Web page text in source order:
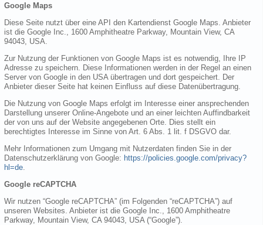
Google Maps
Diese Seite nutzt über eine API den Kartendienst Google Maps. Anbieter
ist die Google Inc., 1600 Amphitheatre Parkway, Mountain View, CA
94043, USA.
Zur Nutzung der Funktionen von Google Maps ist es notwendig, Ihre IP
Adresse zu speichern. Diese Informationen werden in der Regel an einen
Server von Google in den USA übertragen und dort gespeichert. Der
Anbieter dieser Seite hat keinen Einfluss auf diese Datenübertragung.
Die Nutzung von Google Maps erfolgt im Interesse einer ansprechenden
Darstellung unserer Online-Angebote und an einer leichten Auffindbarkeit
der von uns auf der Website angegebenen Orte. Dies stellt ein
berechtigtes Interesse im Sinne von Art. 6 Abs. 1 lit. f DSGVO dar.
Mehr Informationen zum Umgang mit Nutzerdaten finden Sie in der
Datenschutzerklärung von Google: https://policies.google.com/privacy?
hl=de
Google reCAPTCHA
Wir nutzen “Google reCAPTCHA” (im Folgenden “reCAPTCHA”) auf
unseren Websites. Anbieter ist die Google Inc., 1600 Amphitheatre
Parkway, Mountain View, CA 94043, USA (“Google”).